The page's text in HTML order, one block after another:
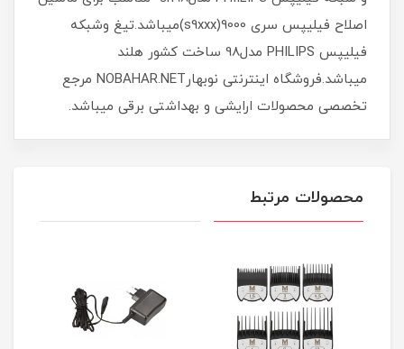
اصلاح فیلیپس سری 9000(s9xxx)میباشد.تیغ وشبکه
فیلیپس PHILIPS مدل98 ساخت کشور هلند
میباشد.فروشگاه اینترنتی نوبهارNOBAHAR.NET مرجع
تخصصی محصولات ارایشی و بهداشتی برقی میباشد.
محصولات مرتبط